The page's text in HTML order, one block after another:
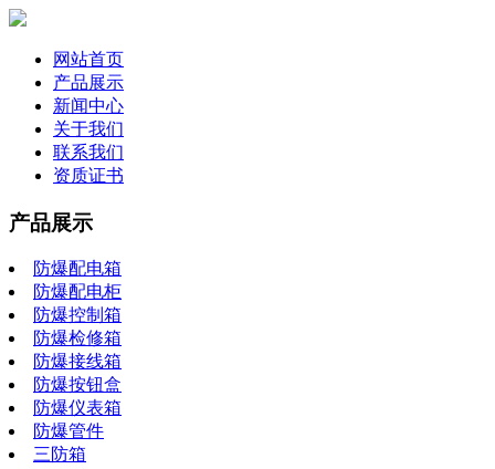
网站首页
产品展示
新闻中心
关于我们
联系我们
资质证书
产品展示
防爆配电箱
防爆配电柜
防爆控制箱
防爆检修箱
防爆接线箱
防爆按钮盒
防爆仪表箱
防爆管件
三防箱